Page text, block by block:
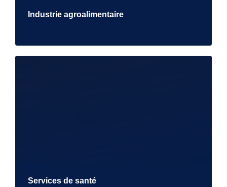
Industrie agroalimentaire
Services de santé